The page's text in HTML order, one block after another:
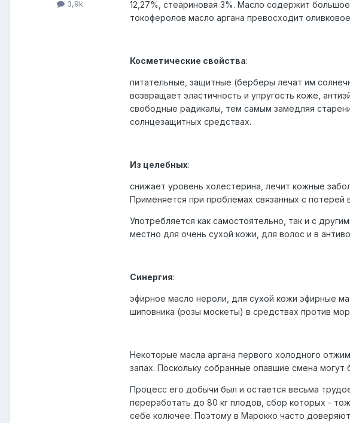
3,9k
12,27%, стеариновая 3%. Масло содержит
токоферолов масло аргана превосходит
Косметические свойства:
питательные, защитные (берберы лечат им
возвращает эластичность и упругость коже,
свободные радикалы, тем самым замедляя
солнцезащитных средствах.
Из целебных:
снижает уровень холестерина, лечит кожные
Применяется при проблемах связанных с потерей
Употребляется как самостоятельно, так и с
местно для очень сухой кожи, для волос и в
Синергия:
эфирное масло нероли, для сухой кожи эфирные
шиповника (розы москеты) в средствах против
Некоторые масла аргана первого холодного
запах. Поскольку собранные опавшие смена
Процесс его добычи был и остается весьма
переработать до 80 кг плодов, сбор которых -
себе колючее. Поэтому в Марокко часто